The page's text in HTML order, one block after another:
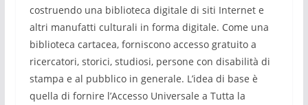
costruendo una biblioteca digitale di siti Internet e
altri manufatti culturali in forma digitale. Come una
biblioteca cartacea, forniscono accesso gratuito a
ricercatori, storici, studiosi, persone con disabilità di
stampa e al pubblico in generale. L’idea di base è
quella di fornire l’Accesso Universale a Tutta la